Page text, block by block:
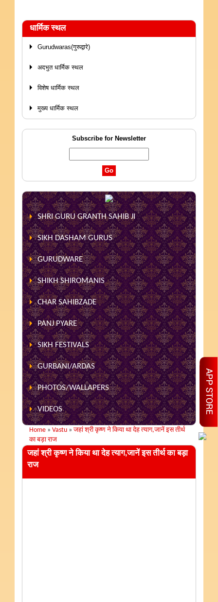
धार्मिक स्थल
Gurudwaras(गुरूद्वारे)
अदभुत धार्मिक स्थल
विशेष धार्मिक स्थल
मुख्य धार्मिक स्थल
Subscribe for Newsletter
SHRI GURU GRANTH SAHIB JI
SIKH DASHAM GURUS
GURUDWARE
SHIKH SHIROMANIS
CHAR SAHIBZADE
PANJ PYARE
SIKH FESTIVALS
GURBANI/ARDAS
PHOTOS/WALLAPERS
VIDEOS
Home » Vastu » जहां श्री कृष्ण ने किया था देह त्याग,जानें इस तीर्थ
का बड़ा राज
जहां श्री कृष्ण ने किया था देह त्याग,जानें इस तीर्थ का बड़ा
राज